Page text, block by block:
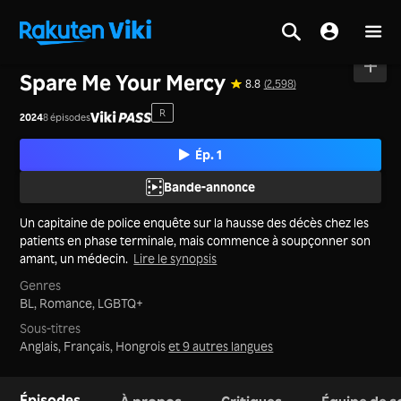
Spare Me Your Mercy 8.8 (2,598)
20248 épisodes R
Ép. 1
Bande-annonce
Un capitaine de police enquête sur la hausse des décès chez les
patients en phase terminale, mais commence à soupçonner son
amant, un médecin. Lire le synopsis
Genres
BL, Romance, LGBTQ+
Sous-titres
Anglais, Français, Hongroiset 9 autres langues